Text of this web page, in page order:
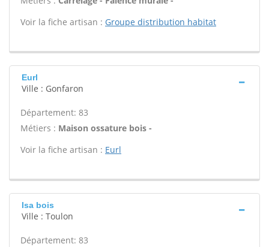
Voir la fiche artisan : Groupe distribution habitat
Eurl
Ville : Gonfaron
Département: 83
Métiers : Maison ossature bois -
Voir la fiche artisan : Eurl
Isa bois
Ville : Toulon
Département: 83